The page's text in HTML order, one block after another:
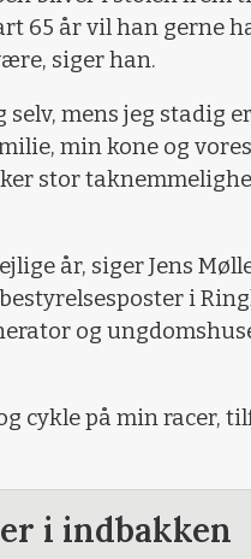
65 år vil han gerne
siger han.
selv, mens jeg stadig
min kone og
stor
år, siger Jens
i
og
cykle på min racer,
i indbakken